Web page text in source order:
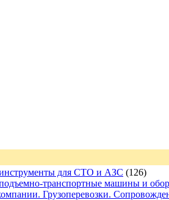
для СТО и АЗС (126)
транспортные машины и
Грузоперевозки.